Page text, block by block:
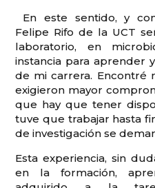
En este sentido, y
Felipe Rifo de la UCT
laboratorio, en
instancia para aprender
de mi carrera. Encontré
exigieron mayor
que hay que tener
tuve que trabajar hasta
de investigación se
Esta experiencia, sin
en la formación,